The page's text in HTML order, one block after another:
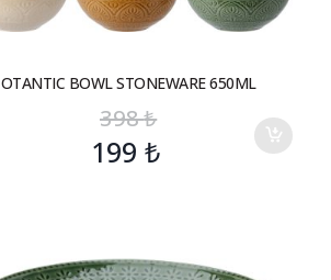
OTANTIC BOWL STONEWARE 650ML
398₺
199 ₺